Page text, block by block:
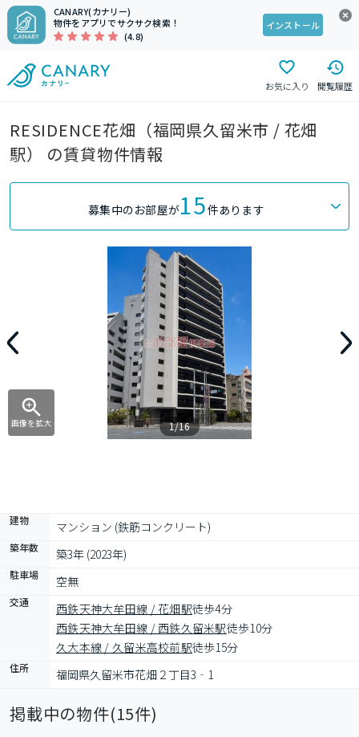
CANARY(カナリー)
物件をアプリでサクサク検索！
(4.8)
インストール
お気に入り 閲覧履歴
RESIDENCE花畑（福岡県久留米市 / 花畑
駅） の賃貸物件情報
募集中のお部屋が15件あります
画像を拡大 1/16
建物 マンション (鉄筋コンクリート)
築年数 築3年 (2023年)
駐車場 空無
交通 西鉄天神大牟田線 / 花畑駅徒歩4分
西鉄天神大牟田線 / 西鉄久留米駅徒歩10分
久大本線 / 久留米高校前駅徒歩15分
住所 福岡県久留米市花畑２丁目3‐1
掲載中の物件(15件)